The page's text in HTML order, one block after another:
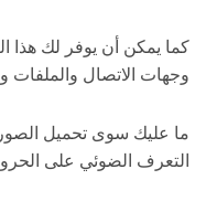
كما يمكن أن يوفر لك هذا
وجهات الاتصال والملفات
ما عليك سوى تحميل
التعرف الضوئي على